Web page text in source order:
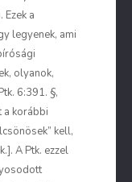
a
legyenek, ami
olyanok,
6:391. §,
a korábbi
kell,
A Ptk. ezzel